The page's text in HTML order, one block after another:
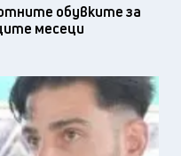
обувките за
месеци